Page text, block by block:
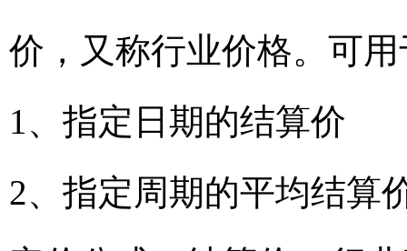
价，又称行业价格。可
1、指定日期的结算价
2、指定周期的平均结算